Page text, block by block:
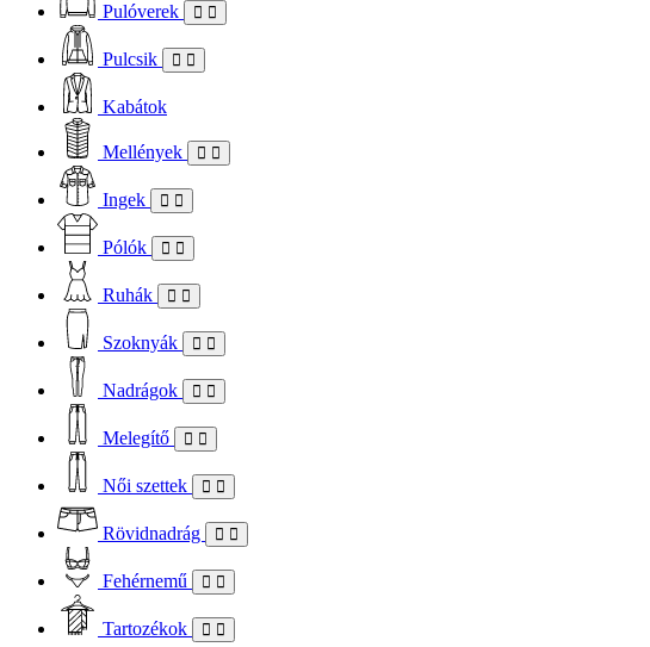
Pulóverek
Pulcsik
Kabátok
Mellények
Ingek
Pólók
Ruhák
Szoknyák
Nadrágok
Melegítő
Női szettek
Rövidnadrág
Fehérnemű
Tartozékok